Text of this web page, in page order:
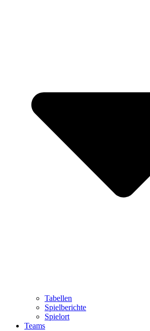
Tabellen
Spielberichte
Spielort
Teams